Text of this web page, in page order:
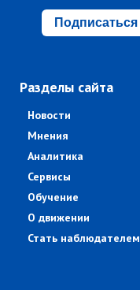
Подписаться
Разделы сайта
Новости
Мнения
Аналитика
Сервисы
Обучение
О движении
Стать наблюдателем